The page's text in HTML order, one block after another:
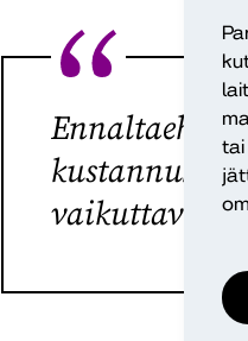
tai
vaikuttavia